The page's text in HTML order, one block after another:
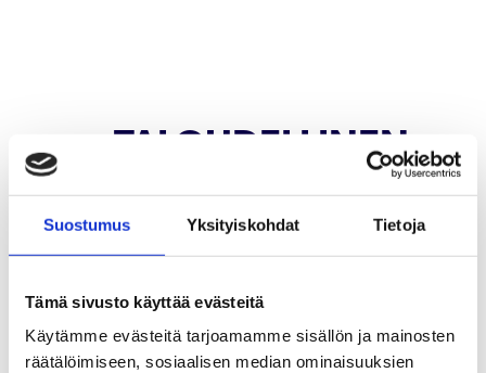
Suostumus Yksityiskohdat Tietoja
Tämä sivusto käyttää evästeitä
Käytämme evästeitä tarjoamamme sisällön ja mainosten
räätälöimiseen, sosiaalisen median ominaisuuksien
TALOUDELLINEN
VASTUU
innovaatiot synnyttävät työtä ja
hyvinvointia. Kehitämme uutta ja